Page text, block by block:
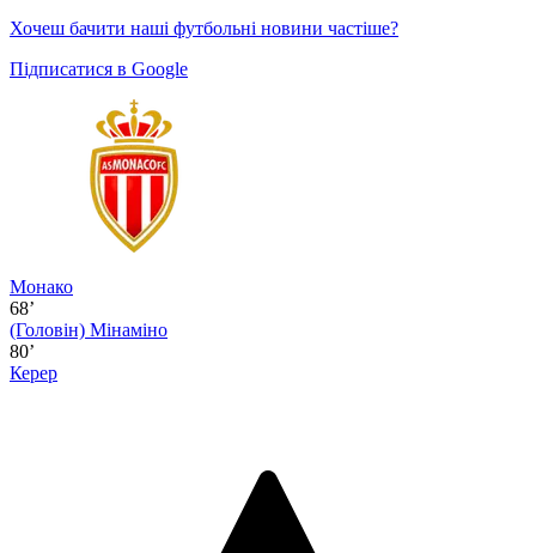
Хочеш бачити наші футбольні новини частіше?
Підписатися в Google
Монако
68’
(Головін) Мінаміно
80’
Керер